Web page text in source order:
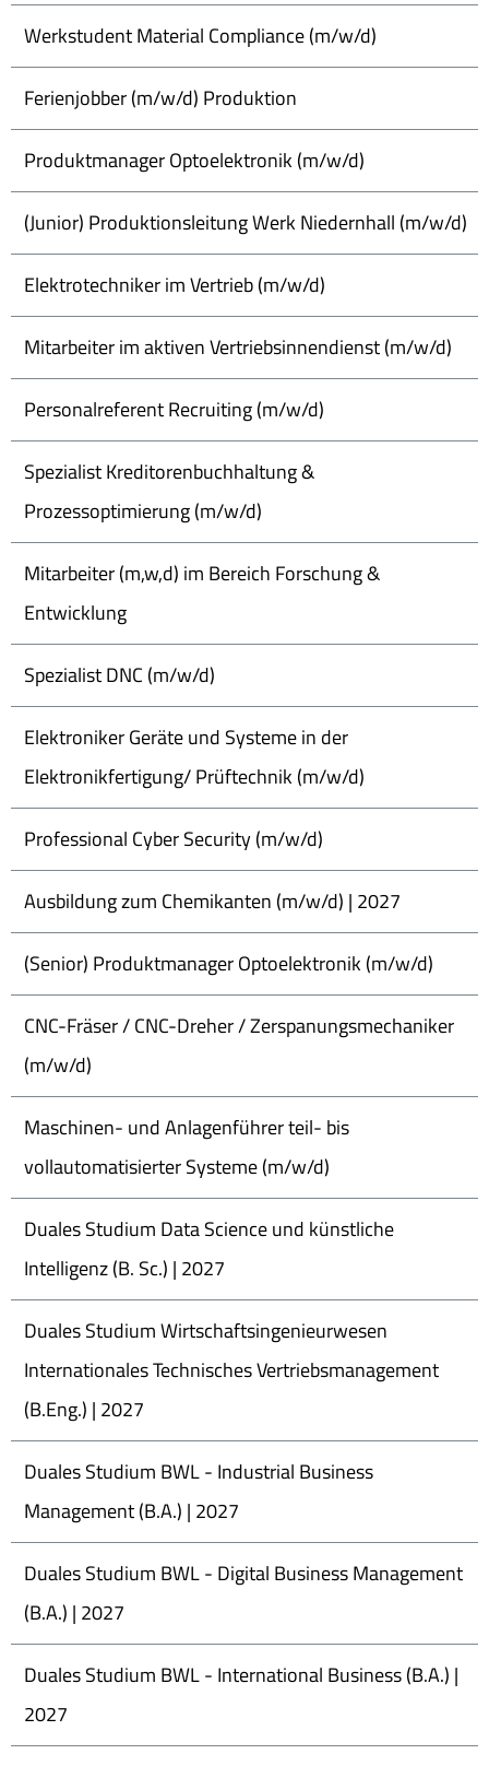
Werkstudent Material Compliance (m/w/d)
Ferienjobber (m/w/d) Produktion
Produktmanager Optoelektronik (m/w/d)
(Junior) Produktionsleitung Werk Niedernhall (m/w/d)
Elektrotechniker im Vertrieb (m/w/d)
Mitarbeiter im aktiven Vertriebsinnendienst (m/w/d)
Personalreferent Recruiting (m/w/d)
Spezialist Kreditorenbuchhaltung &
Prozessoptimierung (m/w/d)
Mitarbeiter (m,w,d) im Bereich Forschung &
Entwicklung
Spezialist DNC (m/w/d)
Elektroniker Geräte und Systeme in der
Elektronikfertigung/ Prüftechnik (m/w/d)
Professional Cyber Security (m/w/d)
Ausbildung zum Chemikanten (m/w/d) | 2027
(Senior) Produktmanager Optoelektronik (m/w/d)
CNC-Fräser / CNC-Dreher / Zerspanungsmechaniker
(m/w/d)
Maschinen- und Anlagenführer teil- bis
vollautomatisierter Systeme (m/w/d)
Duales Studium Data Science und künstliche
Intelligenz (B. Sc.) | 2027
Duales Studium Wirtschaftsingenieurwesen
Internationales Technisches Vertriebsmanagement
(B.Eng.) | 2027
Duales Studium BWL - Industrial Business
Management (B.A.) | 2027
Duales Studium BWL - Digital Business Management
(B.A.) | 2027
Duales Studium BWL - International Business (B.A.) |
2027